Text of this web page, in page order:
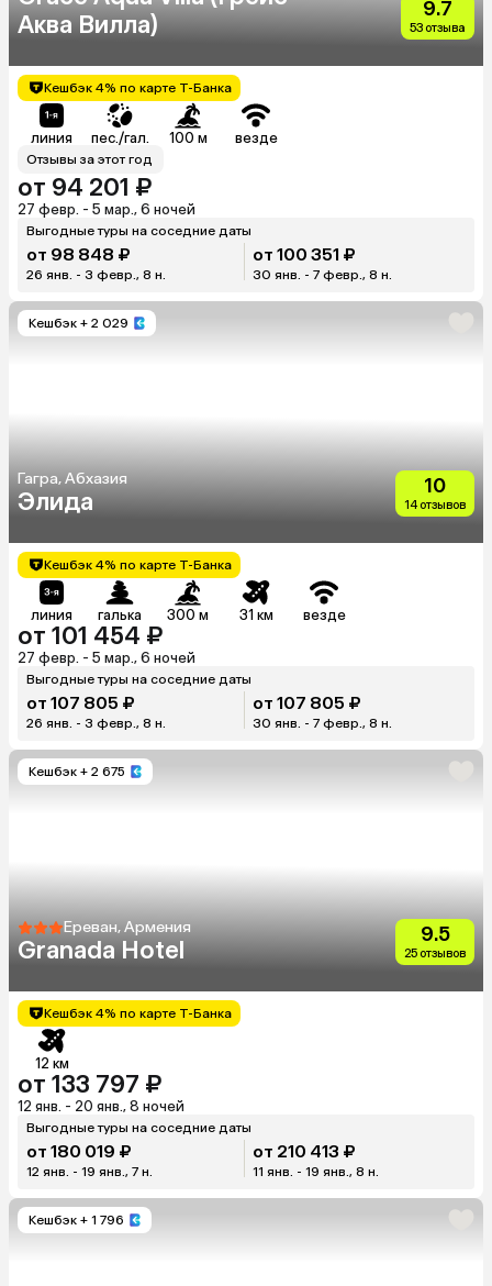
Аква Вилла)
9.7
53 отзыва
Кешбэк 4% по карте Т-Банка
линия пес./гал. 100 м везде
Отзывы за этот год
от 94 201 ₽
27 февр. - 5 мар., 6 ночей
Выгодные туры на соседние даты
от 98 848 ₽
26 янв. - 3 февр., 8 н.
от 100 351 ₽
30 янв. - 7 февр., 8 н.
Кешбэк + 2 029
Гагра, Абхазия
Элида
10
14 отзывов
Кешбэк 4% по карте Т-Банка
линия галька 300 м 31 км везде
от 101 454 ₽
27 февр. - 5 мар., 6 ночей
Выгодные туры на соседние даты
от 107 805 ₽
26 янв. - 3 февр., 8 н.
от 107 805 ₽
30 янв. - 7 февр., 8 н.
Кешбэк + 2 675
Ереван, Армения
Granada Hotel
9.5
25 отзывов
Кешбэк 4% по карте Т-Банка
12 км
от 133 797 ₽
12 янв. - 20 янв., 8 ночей
Выгодные туры на соседние даты
от 180 019 ₽
12 янв. - 19 янв., 7 н.
от 210 413 ₽
11 янв. - 19 янв., 8 н.
Кешбэк + 1 796